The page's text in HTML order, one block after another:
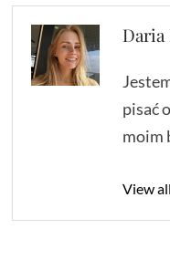
Daria
pisać
moim
View